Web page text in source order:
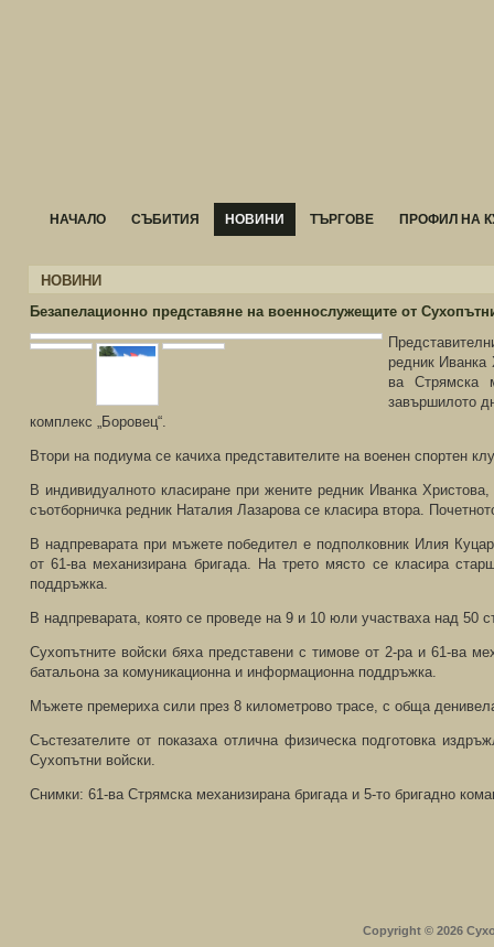
НАЧАЛО СЪБИТИЯ НОВИНИ ТЪРГОВЕ ПРОФИЛ НА
НОВИНИ
Безапелационно представяне на военнослужещите от
редник Иванка
ва Стрямска
завършилото
комплекс „Боровец“.
Втори на подиума се качиха представителите на военен спортен
В индивидуалното класиране при жените редник Иванка
съотборничка редник Наталия Лазарова се класира втора.
В надпреварата при мъжете победител е подполковник Илия
от 61-ва механизирана бригада. На трето място се класира
поддръжка.
В надпреварата, която се проведе на 9 и 10 юли участваха над 50
Сухопътните войски бяха представени с тимове от 2-ра и 61-ва
батальона за комуникационна и информационна поддръжка.
Мъжете премериха сили през 8 километрово трасе, с обща
Състезателите от показаха отлична физическа подготовка
Сухопътни войски.
Снимки: 61-ва Стрямска механизирана бригада и 5-то бригадно
Copyright © 2026